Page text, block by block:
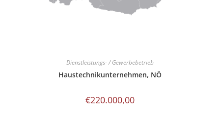
Dienstleistungs- / Gewerbebetrieb
Haustechnikunternehmen, NÖ
€220.000,00